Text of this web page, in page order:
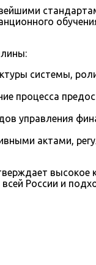
системы,
процесса
управления
актами,
высокое
России и